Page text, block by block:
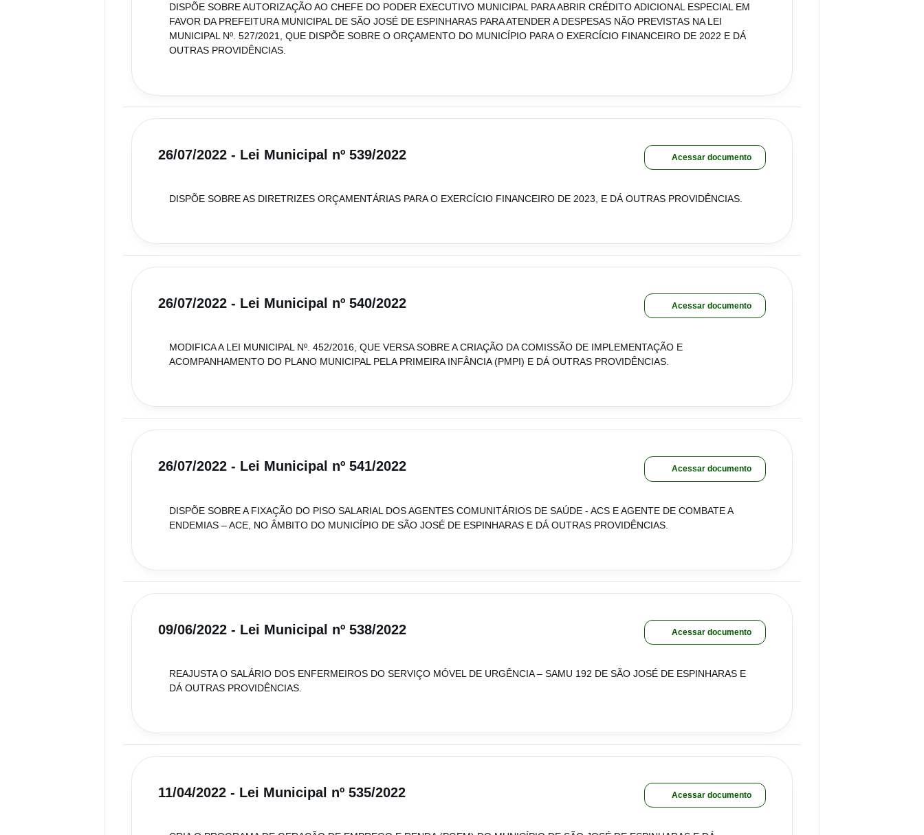
DISPÕE SOBRE AUTORIZAÇÃO AO CHEFE DO PODER EXECUTIVO MUNICIPAL PARA ABRIR CRÉDITO ADICIONAL ESPECIAL EM
FAVOR DA PREFEITURA MUNICIPAL DE SÃO JOSÉ DE ESPINHARAS PARA ATENDER A DESPESAS NÃO PREVISTAS NA LEI
MUNICIPAL Nº. 527/2021, QUE DISPÕE SOBRE O ORÇAMENTO DO MUNICÍPIO PARA O EXERCÍCIO FINANCEIRO DE 2022 E DÁ
OUTRAS PROVIDÊNCIAS.
26/07/2022 - Lei Municipal nº 539/2022 Acessar documento
DISPÕE SOBRE AS DIRETRIZES ORÇAMENTÁRIAS PARA O EXERCÍCIO FINANCEIRO DE 2023, E DÁ OUTRAS PROVIDÊNCIAS.
26/07/2022 - Lei Municipal nº 540/2022 Acessar documento
MODIFICA A LEI MUNICIPAL Nº. 452/2016, QUE VERSA SOBRE A CRIAÇÃO DA COMISSÃO DE IMPLEMENTAÇÃO E
ACOMPANHAMENTO DO PLANO MUNICIPAL PELA PRIMEIRA INFÂNCIA (PMPI) E DÁ OUTRAS PROVIDÊNCIAS.
26/07/2022 - Lei Municipal nº 541/2022 Acessar documento
DISPÕE SOBRE A FIXAÇÃO DO PISO SALARIAL DOS AGENTES COMUNITÁRIOS DE SAÚDE - ACS E AGENTE DE COMBATE A
ENDEMIAS – ACE, NO ÂMBITO DO MUNICÍPIO DE SÃO JOSÉ DE ESPINHARAS E DÁ OUTRAS PROVIDÊNCIAS.
09/06/2022 - Lei Municipal nº 538/2022 Acessar documento
REAJUSTA O SALÁRIO DOS ENFERMEIROS DO SERVIÇO MÓVEL DE URGÊNCIA – SAMU 192 DE SÃO JOSÉ DE ESPINHARAS E
DÁ OUTRAS PROVIDÊNCIAS.
11/04/2022 - Lei Municipal nº 535/2022 Acessar documento